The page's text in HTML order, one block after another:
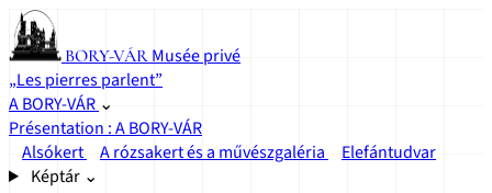
BORY-VÁR Musée privé
„Les pierres parlent”
A BORY-VÁR ⌄
Présentation : A BORY-VÁR
Alsókert
A rózsakert és a művészgaléria
Elefántudvar
Képtár ⌄